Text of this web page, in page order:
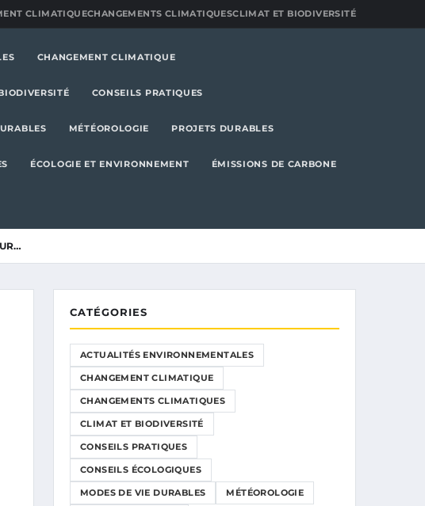
CLIMATIQUECHANGEMENTS CLIMATIQUESCLIMAT ET BIODIVERSITÉ
CHANGEMENT CLIMATIQUE
CONSEILS PRATIQUES
MÉTÉOROLOGIE PROJETS DURABLES
ÉCOLOGIE ET ENVIRONNEMENT ÉMISSIONS DE CARBONE
CATÉGORIES
ACTUALITÉS ENVIRONNEMENTALES
CHANGEMENT CLIMATIQUE
CHANGEMENTS CLIMATIQUES
CLIMAT ET BIODIVERSITÉ
CONSEILS PRATIQUES
CONSEILS ÉCOLOGIQUES
MODES DE VIE DURABLES MÉTÉOROLOGIE